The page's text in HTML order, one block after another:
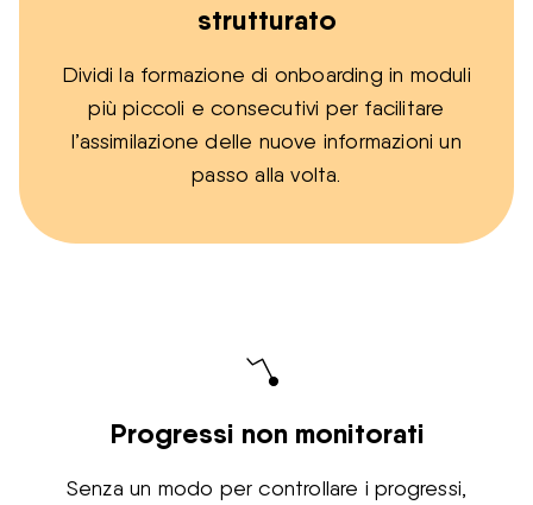
strutturato
Dividi la formazione di onboarding in moduli
più piccoli e consecutivi per facilitare
l’assimilazione delle nuove informazioni un
passo alla volta.
Progressi non monitorati
Senza un modo per controllare i progressi,